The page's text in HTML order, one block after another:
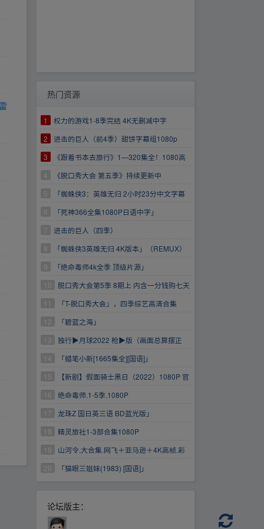
热门资源
1
权力的游戏1-8季完结 4K无删减中字
2
进击的巨人（前4季）甜饼字幕组1080p
3
《跟着书本去旅行》1—320集全！1080高
清画质！
4
《脱口秀大会 第五季》持续更新中
https://www.aliyundrive.com/s/EzCfXDfTXB7
5
「蜘蛛侠3：英雄无归 2小时23分中文字幕
版 18.5G」
6
「死神366全集1080P日语中字」
7
进击的巨人（四季）
8
「蜘蛛侠3英雄无归 4K版本」（REMUX）
9
「绝命毒师4k全季 顶级片源」
10
脱口秀大会第5季 8期上 内含一分钱购七天
云盘会员(限时速领）
https://www.aliyundrive.com/s/xi5mvfa2cmV 一
分钱购买七天阿里云盘普...会员(限时速领）
11
「T-脱口秀大会」，四季综艺高清合集
12
「碧蓝之海」
13
独行▶月球2022 枪▶版（画面总算摆正
了）
14
「蜡笔小新[1665集全][国语]」
15
【新剧】假面骑士黑日（2022）1080P 官
方中字 全10集
16
绝命毒师.1-5季.1080P
17
龙珠Z 国日英三语 BD蓝光版」
18
精灵旅社1-3部合集1080P
19
山河令.大合集.网飞＋亚马逊＋4K高帧.彩
蛋.演唱会.花絮.番外.预告.片花.油管特别三集.剧
20 「猫眼三姐妹(1983) [国语]」
论坛版主：